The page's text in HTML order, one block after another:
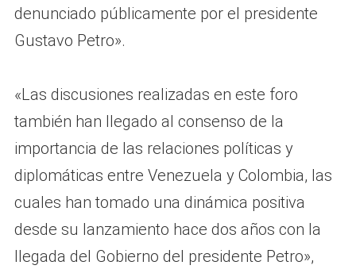
denunciado públicamente por el presidente
Gustavo Petro».
«Las discusiones realizadas en este foro
también han llegado al consenso de la
importancia de las relaciones políticas y
diplomáticas entre Venezuela y Colombia, las
cuales han tomado una dinámica positiva
desde su lanzamiento hace dos años con la
llegada del Gobierno del presidente Petro»,